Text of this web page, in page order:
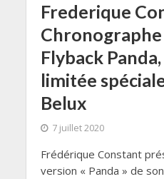
Frederique
Flyback
limitée
Belux
7 juillet 2020
Frédérique Constant
version « Panda » de